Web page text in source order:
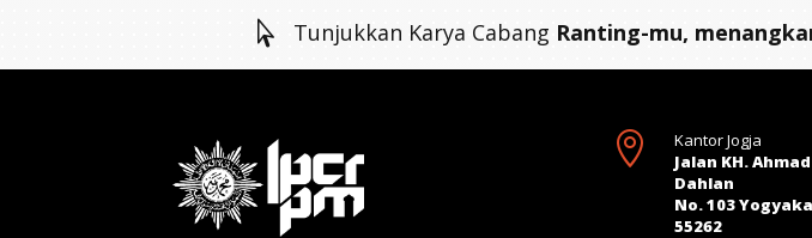
 Tunjukkan Karya Cabang Ranting-mu,

Kantor Jogja
Jalan KH. Ahmad
Dahlan
No. 103
55262